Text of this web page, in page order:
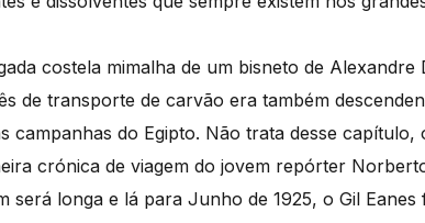
costela mimalha de um bisneto de Alexandre
de transporte de carvão era também
campanhas do Egipto. Não trata desse capítulo,
crónica de viagem do jovem repórter
será longa e lá para Junho de 1925, o Gil Eanes